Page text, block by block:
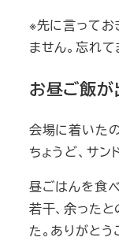
※先に言ってお
ません。忘れ
お昼ご飯が
会場に着いた
ちょうど、サン
昼ごはんを食
若干、余った
た。ありがとう